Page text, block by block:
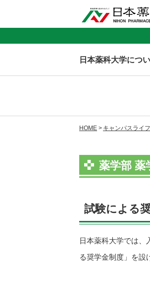
日本薬科大学につ
HOME キャンパスライフ
薬学部 薬
試験による
日本薬科大学では、
る奨学金制度」を設